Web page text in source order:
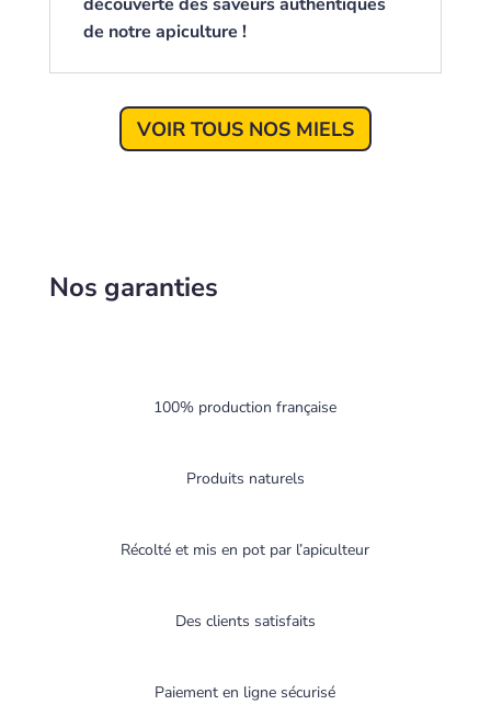
de notre apiculture !
VOIR TOUS NOS MIELS
Nos garanties
100% production française
Produits naturels
Récolté et mis en pot par l’apiculteur
Des clients satisfaits
Paiement en ligne sécurisé